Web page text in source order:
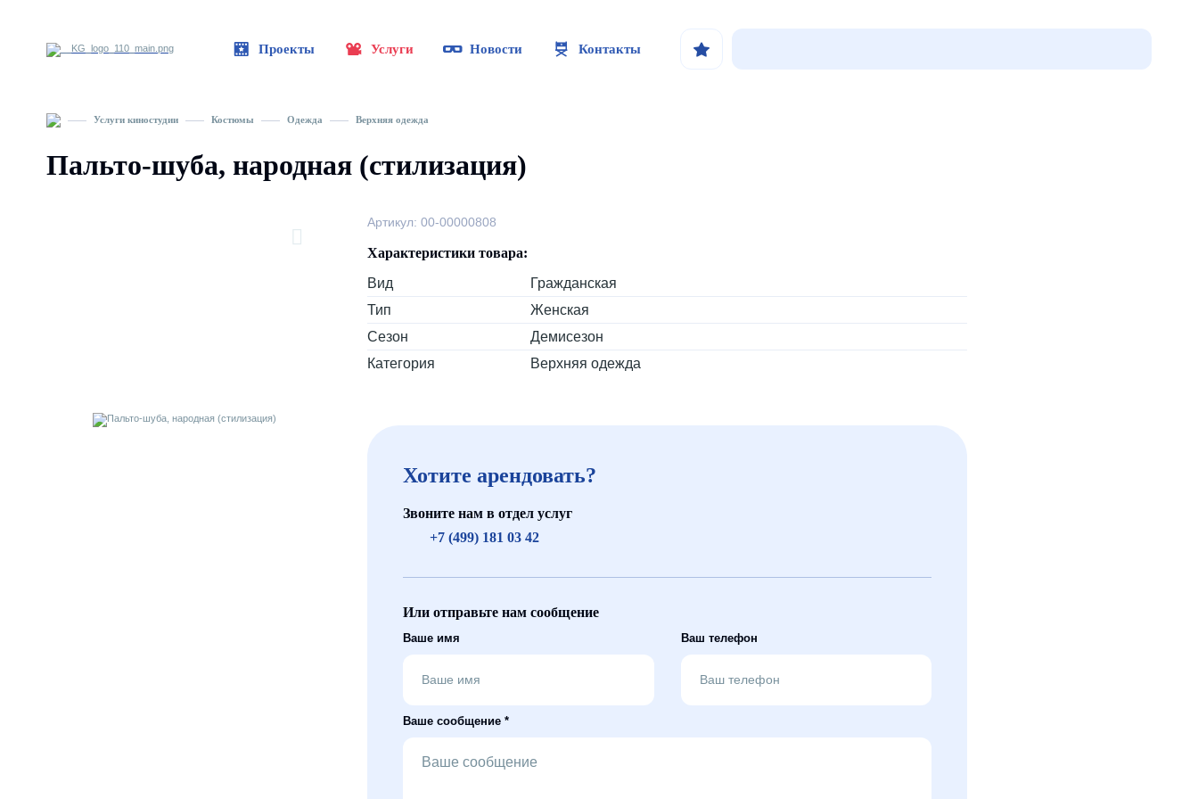
Проекты Услуги Новости Контакты
Услуги киностудии Костюмы Одежда Верхняя одежда
Пальто-шуба, народная (стилизация)
Артикул: 00-00000808
Характеристики товара:
Вид
Гражданская
Тип
Женская
Сезон
Демисезон
Категория
Верхняя одежда
Хотите арендовать?
Звоните нам в отдел услуг
+7 (499) 181 03 42
Или отправьте нам сообщение
Ваше имя Ваш телефон
Ваше сообщение *